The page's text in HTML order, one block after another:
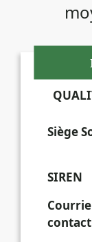
Siège
SIREN
contact